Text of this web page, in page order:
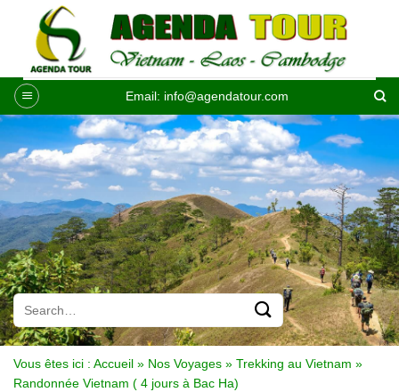
contenu
Email: info@agendatour.com
Vous êtes ici : Accueil » Nos Voyages » Trekking au Vietnam »
Randonnée Vietnam ( 4 jours à Bac Ha)